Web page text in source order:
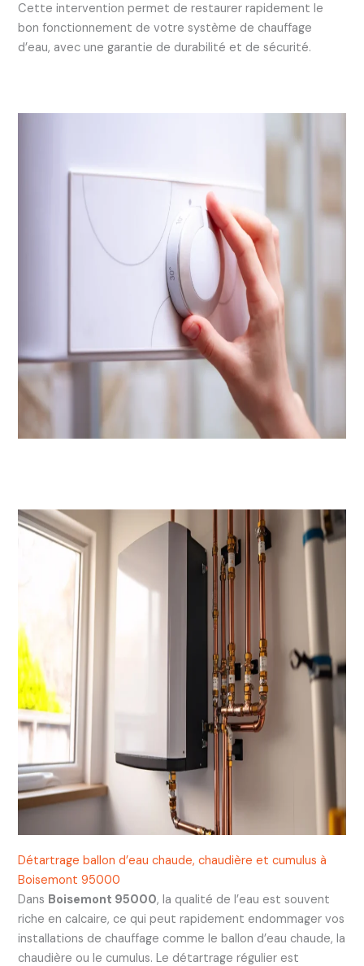
Cette intervention permet de restaurer rapidement le
bon fonctionnement de votre système de chauffage
d’eau, avec une garantie de durabilité et de sécurité.
Détartrage ballon d’eau chaude, chaudière et cumulus à
Boisemont 95000
Dans Boisemont 95000, la qualité de l’eau est souvent
riche en calcaire, ce qui peut rapidement endommager vos
installations de chauffage comme le ballon d’eau chaude, la
chaudière ou le cumulus. Le détartrage régulier est